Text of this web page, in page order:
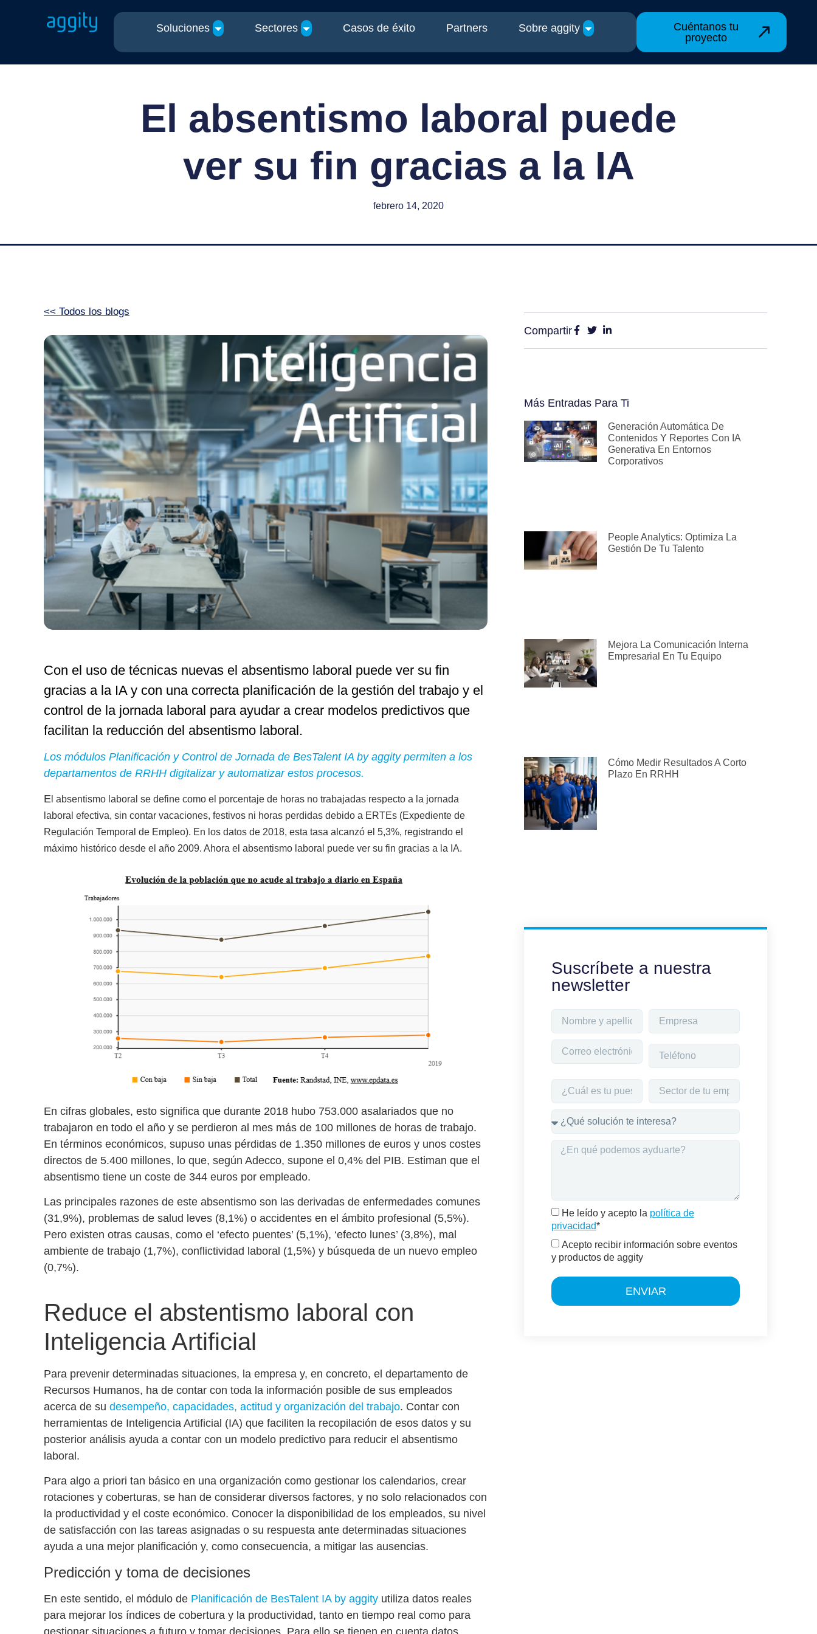
Soluciones Sectores Casos de éxito Partners Sobre aggity
Cuéntanos tu
proyecto
El absentismo laboral puede
ver su fin gracias a la IA
febrero 14, 2020
<< Todos los blogs
Con el uso de técnicas nuevas el absentismo laboral puede ver su fin
gracias a la IA y con una correcta planificación de la gestión del trabajo y el
control de la jornada laboral para ayudar a crear modelos predictivos que
facilitan la reducción del absentismo laboral.
Los módulos Planificación y Control de Jornada de BesTalent IA by aggity permiten a los
departamentos de RRHH digitalizar y automatizar estos procesos.
E l absentismo laboral se define como el porcentaje de horas no trabajadas respecto a la jornada
laboral efectiva, sin contar vacaciones, festivos ni horas perdidas debido a ERTEs (Expediente de
Regulación Temporal de Empleo). En los datos de 2018, esta tasa alcanzó el 5,3%, registrando el
máximo histórico desde el año 2009. Ahora el absentismo laboral puede ver su fin gracias a la IA.
En cifras globales, esto significa que durante 2018 hubo 753.000 asalariados que no
trabajaron en todo el año y se perdieron al mes más de 100 millones de horas de trabajo.
En términos económicos, supuso unas pérdidas de 1.350 millones de euros y unos costes
directos de 5.400 millones, lo que, según Adecco, supone el 0,4% del PIB. Estiman que el
absentismo tiene un coste de 344 euros por empleado.
Las principales razones de este absentismo son las derivadas de enfermedades comunes
(31,9%), problemas de salud leves (8,1%) o accidentes en el ámbito profesional (5,5%).
Pero existen otras causas, como el ‘efecto puentes’ (5,1%), ‘efecto lunes’ (3,8%), mal
ambiente de trabajo (1,7%), conflictividad laboral (1,5%) y búsqueda de un nuevo empleo
(0,7%).
Reduce el abstentismo laboral con
Inteligencia Artificial
Para prevenir determinadas situaciones, la empresa y, en concreto, el departamento de
Recursos Humanos, ha de contar con toda la información posible de sus empleados
acerca de su desempeño, capacidades, actitud y organización del trabajo. Contar con
herramientas de Inteligencia Artificial (IA) que faciliten la recopilación de esos datos y su
posterior análisis ayuda a contar con un modelo predictivo para reducir el absentismo
laboral .
Para algo a priori tan básico en una organización como gestionar los calendarios, crear
rotaciones y coberturas, se han de considerar diversos factores, y no solo relacionados con
la productividad y el coste económico. Conocer la disponibilidad de los empleados, su nivel
de satisfacción con las tareas asignadas o su respuesta ante determinadas situaciones
ayuda a una mejor planificación y, como consecuencia, a mitigar las ausencias.
Predicción y toma de decisiones
En este sentido, el módulo de Planificación de BesTalent IA by aggity utiliza datos reales
para mejorar los índices de cobertura y la productividad, tanto en tiempo real como para
gestionar situaciones a futuro y tomar decisiones . Para ello se tienen en cuenta datos
Compartir
Más Entradas Para Ti
Generación Automática De
Contenidos Y Reportes Con IA
Generativa En Entornos
Corporativos
People Analytics: Optimiza La
Gestión De Tu Talento
Mejora La Comunicación Interna
Empresarial En Tu Equipo
Cómo Medir Resultados A Corto
Plazo En RRHH
Suscríbete a nuestra
newsletter
He leído y acepto la política de
privacidad*
Acepto recibir información sobre eventos
y productos de aggity
ENVIAR